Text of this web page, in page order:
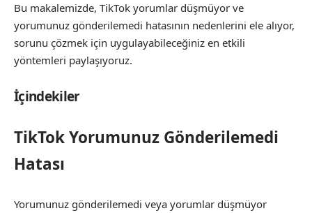
Bu makalemizde, TikTok yorumlar düşmüyor ve
yorumunuz gönderilemedi hatasının nedenlerini ele alıyor,
sorunu çözmek için uygulayabileceğiniz en etkili
yöntemleri paylaşıyoruz.
İçindekiler
TikTok Yorumunuz Gönderilemedi
Hatası
Yorumunuz gönderilemedi veya yorumlar düşmüyor